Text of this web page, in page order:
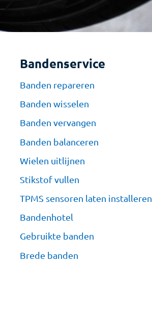
Bandenservice
Banden repareren
Banden wisselen
Banden vervangen
Banden balanceren
Wielen uitlijnen
Stikstof vullen
TPMS sensoren laten installeren
Bandenhotel
Gebruikte banden
Brede banden